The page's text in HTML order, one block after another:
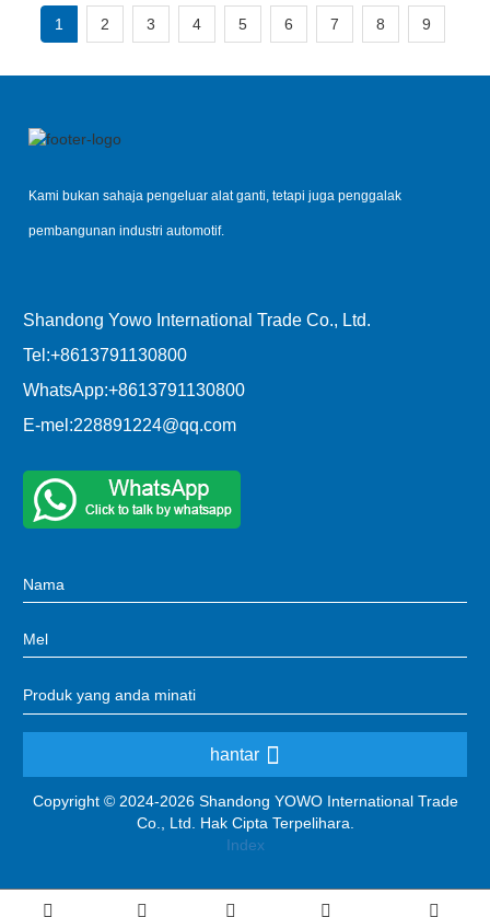
1 2 3 4 5 6 7 8 9
Kami bukan sahaja pengeluar alat ganti, tetapi juga penggalak
pembangunan industri automotif.
Shandong Yowo International Trade Co., Ltd.
Tel:+8613791130800
WhatsApp:+8613791130800
E-mel:228891224@qq.com
hantar
Copyright © 2024-2026 Shandong YOWO International Trade
Co., Ltd. Hak Cipta Terpelihara.
Index